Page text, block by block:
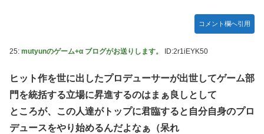
コメント欄へ引用
25: mutyunのゲーム+α ブログがお送りします。 ID:2r1iEYK50
ヒット作を世に出したプロデューサーが出世してゲーム部
門を統括する立場に昇進するのはまぁ良しとして
ところが、この人達がトップに君臨すると自分自身のプロ
デュースをやり始めるんだよなぁ（呆れ